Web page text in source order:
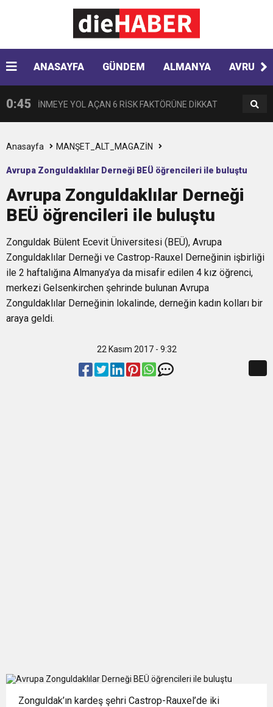
ANASAYFA GÜNDEM ALMANYA AVRUPA
BULUŞUYOR
“Almanya’da Zorbalığa Uğradım, Türkiye’de
Ötekileştirildim”
10:35 AJet Avrupa’da hedef büyütüyor
0:45 İNMEYE YOL AÇAN 6 RİSK FAKTÖRÜNE DİKKAT
0:41 Çikolata regl ağrısını tetikleyebilir
0:33 Hyundai Yeni SANTA FE Amerika’da en iyi SUV
seçildi
0:28 VPN KULLANIRKEN NELERE DİKKAT EDİLMELİ?
0:17 HARON STONE VE GAYE DONAY ZAFER İŞARETİ
0:12 Nar suyunun antioksidan seviyesi yeşil çaydan
0:07 DİTİB kurucularından Abdullah Uzunalioğlu‘nun
eşi son yolculuğuna uğurlandı
KÖLN’DE SAĞLIK VE GÜZELLİK İKİNCİ KEZ
Anasayfa MANŞET_ALT_MAGAZİN
Avrupa Zonguldaklılar Derneği BEÜ öğrencileri ile buluştu
Avrupa Zonguldaklılar Derneği
BEÜ öğrencileri ile buluştu
Zonguldak Bülent Ecevit Üniversitesi (BEÜ), Avrupa
Zonguldaklılar Derneği ve Castrop-Rauxel Derneğinin işbirliği
ile 2 haftalığına Almanya’ya da misafir edilen 4 kız öğrenci,
merkezi Gelsenkirchen şehrinde bulunan Avrupa
Zonguldaklılar Derneğinin lokalinde, derneğin kadın kolları bir
araya geldi.
22 Kasım 2017 - 9:32
Zonguldak’ın kardeş şehri Castrop-Rauxel’de iki